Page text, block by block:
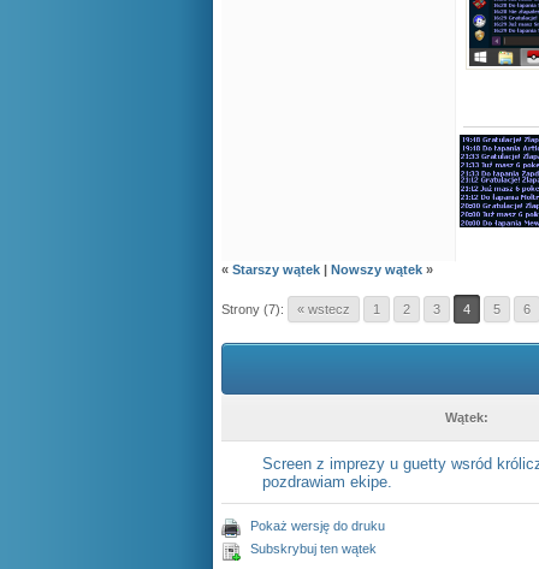
« Starszy wątek | Nowszy wątek »
Strony (7): « wstecz 1 2 3 4 5 6
Wątek:
Screen z imprezy u guetty wsród
pozdrawiam ekipe.
Pokaż wersję do druku
Subskrybuj ten wątek